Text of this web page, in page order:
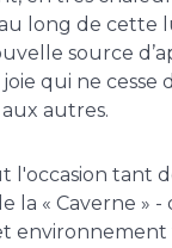
long de cette
source
qui ne cesse
autres.
l'occasion tant
la « Caverne »